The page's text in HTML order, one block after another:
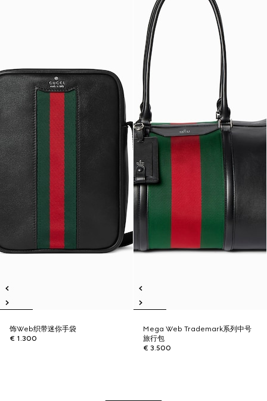
饰Web织带迷你手袋
€ 1.300
Mega Web Trademark系列中号
旅行包
€ 3.500